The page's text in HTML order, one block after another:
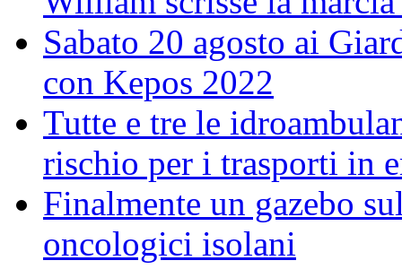
Sabato 20 agosto ai
con Kepos 2022
Tutte e tre le
rischio per i trasporti in
Finalmente un gazebo
oncologici isolani